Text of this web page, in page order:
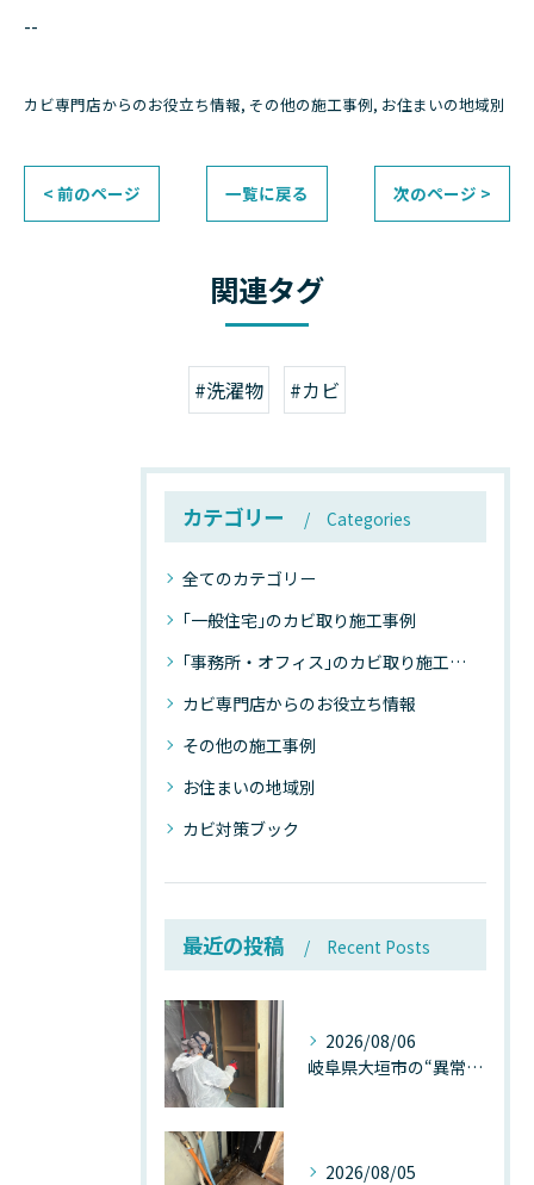
--
カビ専門店からのお役立ち情報 その他の施工事例 お住まいの地域別
< 前のページ 一覧に戻る 次のページ >
関連タグ
#洗濯物 #カビ
カテゴリー Categories
全てのカテゴリー
｢一般住宅｣のカビ取り施工事例
｢事務所・オフィス｣のカビ取り施工事例
カビ専門店からのお役立ち情報
その他の施工事例
お住まいの地域別
カビ対策ブック
最近の投稿 Recent Posts
2026/08/06
岐阜県大垣市の“異常に高い気温”が建物内部を腐らせる──深層カビが爆発的に増える本当の理由
2026/08/05